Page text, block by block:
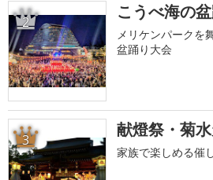
2 こうべ海の
メリケンパークを
盆踊り大会
3 献燈祭・菊
家族で楽しめる催